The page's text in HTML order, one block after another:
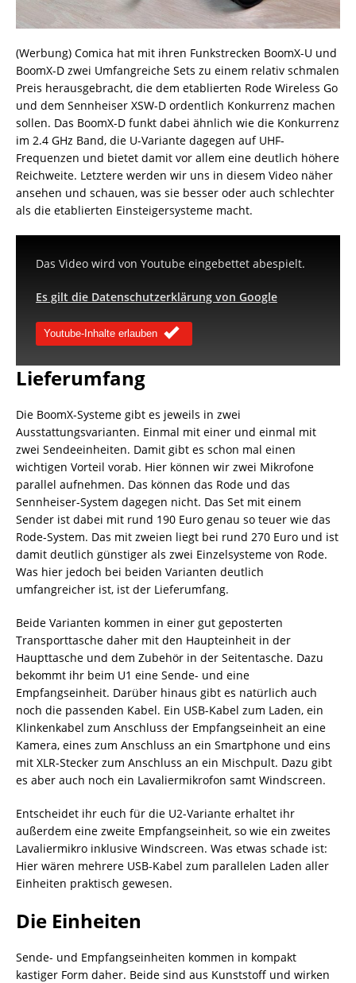
(Werbung) Comica hat mit ihren Funkstrecken BoomX-U und
BoomX-D zwei Umfangreiche Sets zu einem relativ schmalen
Preis herausgebracht, die dem etablierten Rode Wireless Go
und dem Sennheiser XSW-D ordentlich Konkurrenz machen
sollen. Das BoomX-D funkt dabei ähnlich wie die Konkurrenz
im 2.4 GHz Band, die U-Variante dagegen auf UHF-
Frequenzen und bietet damit vor allem eine deutlich höhere
Reichweite. Letztere werden wir uns in diesem Video näher
ansehen und schauen, was sie besser oder auch schlechter
als die etablierten Einsteigersysteme macht.
Das Video wird von Youtube eingebettet abespielt.
Es gilt die Datenschutzerklärung von Google
Youtube-Inhalte erlauben
Lieferumfang
Die BoomX-Systeme gibt es jeweils in zwei
Ausstattungsvarianten. Einmal mit einer und einmal mit
zwei Sendeeinheiten. Damit gibt es schon mal einen
wichtigen Vorteil vorab. Hier können wir zwei Mikrofone
parallel aufnehmen. Das können das Rode und das
Sennheiser-System dagegen nicht. Das Set mit einem
Sender ist dabei mit rund 190 Euro genau so teuer wie das
Rode-System. Das mit zweien liegt bei rund 270 Euro und ist
damit deutlich günstiger als zwei Einzelsysteme von Rode.
Was hier jedoch bei beiden Varianten deutlich
umfangreicher ist, ist der Lieferumfang.
Beide Varianten kommen in einer gut geposterten
Transporttasche daher mit den Haupteinheit in der
Haupttasche und dem Zubehör in der Seitentasche. Dazu
bekommt ihr beim U1 eine Sende- und eine
Empfangseinheit. Darüber hinaus gibt es natürlich auch
noch die passenden Kabel. Ein USB-Kabel zum Laden, ein
Klinkenkabel zum Anschluss der Empfangseinheit an eine
Kamera, eines zum Anschluss an ein Smartphone und eins
mit XLR-Stecker zum Anschluss an ein Mischpult. Dazu gibt
es aber auch noch ein Lavaliermikrofon samt Windscreen.
Entscheidet ihr euch für die U2-Variante erhaltet ihr
außerdem eine zweite Empfangseinheit, so wie ein zweites
Lavaliermikro inklusive Windscreen. Was etwas schade ist:
Hier wären mehrere USB-Kabel zum parallelen Laden aller
Einheiten praktisch gewesen.
Die Einheiten
Sende- und Empfangseinheiten kommen in kompakt
kastiger Form daher. Beide sind aus Kunststoff und wirken